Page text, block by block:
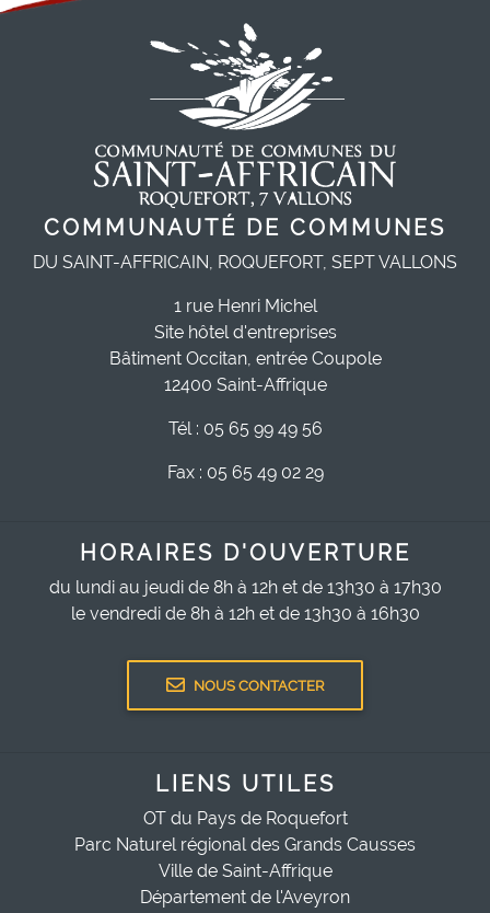
COMMUNAUTÉ DE COMMUNES
DU SAINT-AFFRICAIN, ROQUEFORT, SEPT VALLONS
1 rue Henri Michel
Site hôtel d'entreprises
Bâtiment Occitan, entrée Coupole
12400 Saint-Affrique
Tél : 05 65 99 49 56
Fax : 05 65 49 02 29
HORAIRES D'OUVERTURE
du lundi au jeudi de 8h à 12h et de 13h30 à 17h30
le vendredi de 8h à 12h et de 13h30 à 16h30
NOUS CONTACTER
LIENS UTILES
OT du Pays de Roquefort
Parc Naturel régional des Grands Causses
Ville de Saint-Affrique
Département de l'Aveyron